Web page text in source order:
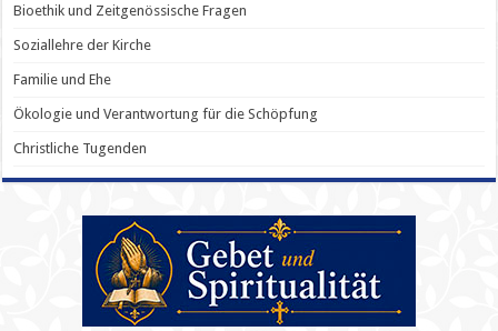
Bioethik und Zeitgenössische Fragen
Soziallehre der Kirche
Familie und Ehe
Ökologie und Verantwortung für die Schöpfung
Christliche Tugenden